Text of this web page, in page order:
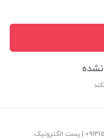
آدرس: یزد،بلوار دشتی ، بین کوچه ۱۳ و ۱۵ | تلفن: ‎09131522578 | پست الکترونیک: